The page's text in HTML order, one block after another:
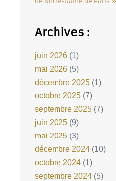
Archives :
juin 2026 (1)
mai 2026 (5)
décembre 2025 (1)
octobre 2025 (7)
septembre 2025 (7)
juin 2025 (9)
mai 2025 (3)
décembre 2024 (10)
octobre 2024 (1)
septembre 2024 (5)